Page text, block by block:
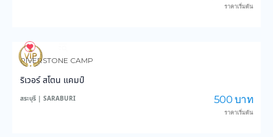
ราคาเริ่มต้น
116
RIVERSTONE CAMP
ริเวอร์ สโตน แคมป์
สระบุรี | SARABURI 500 บาท
ราคาเริ่มต้น